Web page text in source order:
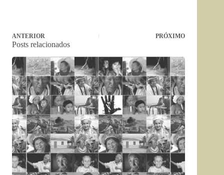
ANTERIOR PRÓXIMO
Posts relacionados